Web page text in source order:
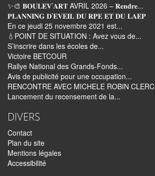
✨🎨 𝐁𝐎𝐔𝐋𝐄𝐕’𝐀𝐑𝐓 AVRIL 2026 – 𝐑𝐞𝐧𝐝𝐫𝐞...
𝐏𝐋𝐀𝐍𝐍𝐈𝐍𝐆 𝐃’𝐄𝐕𝐄𝐈𝐋 𝐃𝐔 𝐑𝐏𝐄 𝐄𝐓 𝐃𝐔 𝐋𝐀𝐄𝐏
En ce jeudi 25 novembre 2021 est...
💧POINT DE SITUATION : Avez vous de...
S’inscrire dans les écoles de...
Victoire BETCOUR
Rallye National des Grands-Fonds...
Avis de publicité pour une occupation...
RENCONTRE AVEC MICHELE ROBIN CLERC
Lancement du recensement de la...
DIVERS
Contact
Plan du site
Mentions légales
Accessibilité